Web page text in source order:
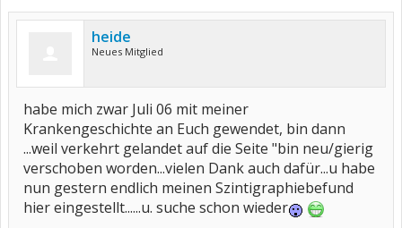
heide
Neues Mitglied
habe mich zwar Juli 06 mit meiner
Krankengeschichte an Euch gewendet, bin dann
...weil verkehrt gelandet auf die Seite "bin neu/gierig
verschoben worden...vielen Dank auch dafür...u habe
nun gestern endlich meinen Szintigraphiebefund
hier eingestellt......u. suche schon wieder